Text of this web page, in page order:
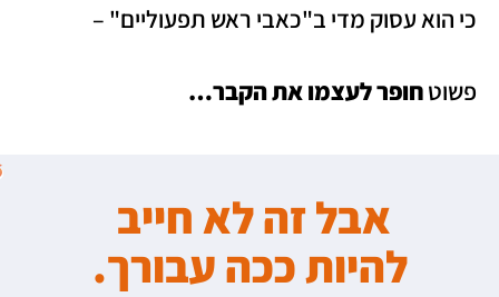
כי הוא עסוק מדי ב"כאבי ראש תפעוליים" –
פשוטחופר לעצמו את הקבר…
אבל זה לא חייב
להיות ככה עבורך.